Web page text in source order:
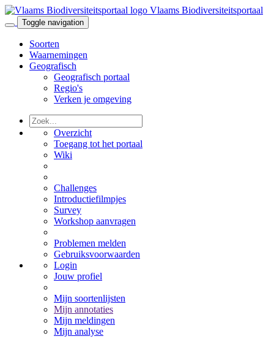
Vlaams Biodiversiteitsportaal
Toggle navigation
Soorten
Waarnemingen
Geografisch
Geografisch portaal
Regio's
Verken je omgeving
Overzicht
Toegang tot het portaal
Wiki
Challenges
Introductiefilmpjes
Survey
Workshop aanvragen
Problemen melden
Gebruiksvoorwaarden
Login
Jouw profiel
Mijn soortenlijsten
Mijn annotaties
Mijn meldingen
Mijn analyse